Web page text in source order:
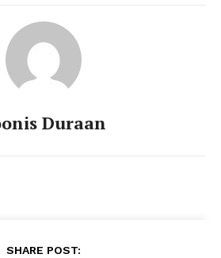
Duraan
SHARE POST: